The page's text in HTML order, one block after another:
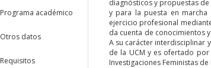
Programa académico
Otros datos
Requisitos
diagnósticos y propuestas
y para la puesta en
ejercicio profesional
da cuenta de conocimientos
A su carácter interdisciplinar
de la UCM y es ofertado por
Investigaciones Feministas de